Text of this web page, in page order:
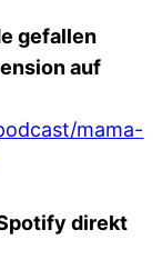
gefallen
auf
mama-
direkt